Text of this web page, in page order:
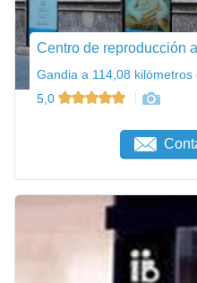
Centro de reproducción
Gandia a 114,08
5,0